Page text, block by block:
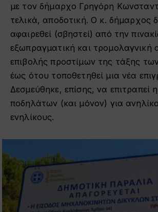
με τον δήμαρχο Γρηγόρη
τελικά, αποδοτική. Ο κ. δήμαρχος
αφαιρεθεί (σβηστεί) από την
εξωπραγματική και τρομολαγνική
επιβολής προστίμων της τάξης
έως ότου τοποθετηθεί μια νέα
Δεσμεύθηκε, επίσης, να επιτραπεί
ποδηλάτων (και μόνον) για
ενηλίκους.